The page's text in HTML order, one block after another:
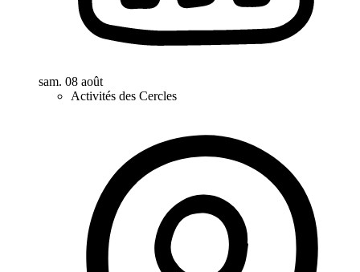
sam. 08 août
Activités des Cercles